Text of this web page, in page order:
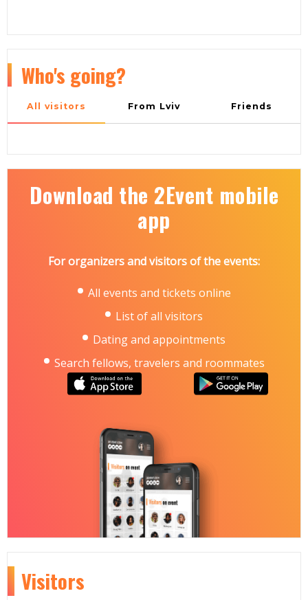
Who's going?
All visitors From Lviv Friends
Download the 2Event mobile
app
For organizers and visitors of the events:
All events and tickets online
List of all visitors
Dating and appointments
Search fellows, travelers and roommates
Visitors